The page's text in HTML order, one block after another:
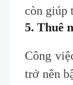
còn giúp
5. Thuê
Công
trở nên